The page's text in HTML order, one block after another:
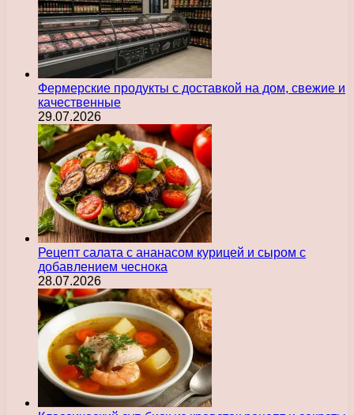
Фермерские продукты с доставкой на дом, свежие и
качественные
29.07.2026
Рецепт салата с ананасом курицей и сыром с
добавлением чеснока
28.07.2026